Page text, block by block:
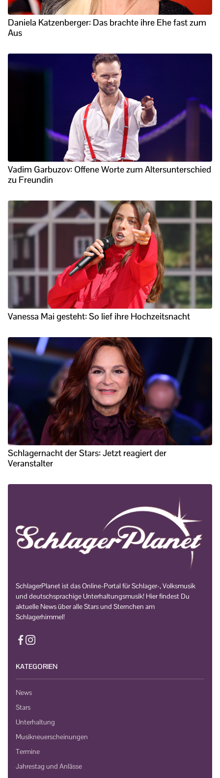
Daniela Katzenberger: Das brachte ihre Ehe fast zum
Aus
Vadim Garbuzov: Offene Worte zum Altersunterschied
zu Freundin
Vanessa Mai gesteht: So lief ihre Hochzeitsnacht
Schlagernacht der Stars: Jetzt reagiert der
Veranstalter
SchlagerPlanet ist das Online-Portal für Schlager-, Volksmusik
und deutschsprachige Unterhaltungsmusik! Hier findest Du
aktuelle News über alle Stars und Sternchen am
Schlagerhimmel!
KATEGORIEN
News
Stars
Unterhaltung
Musikneuerscheinungen
Termine
Jahrestag und Anlässe